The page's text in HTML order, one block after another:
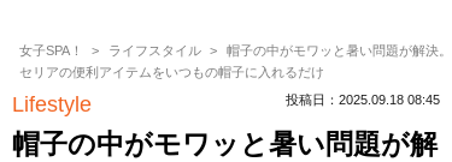
女子SPA！ ライフスタイル
帽子の中がモワッと暑い問題が解決。
セリアの便利アイテムをいつもの帽子に入れるだけ
Lifestyle 投稿日：2025.09.18 08:45
帽子の中がモワッと暑い問題が解